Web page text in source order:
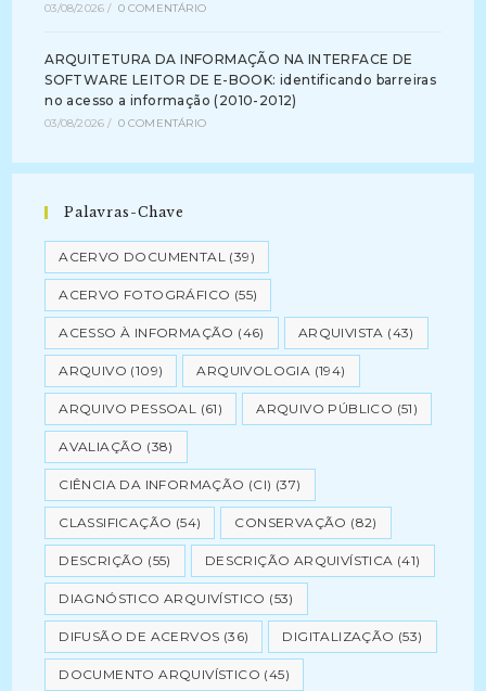
03/08/2026 / 0 COMENTÁRIO
ARQUITETURA DA INFORMAÇÃO NA INTERFACE DE
SOFTWARE LEITOR DE E-BOOK: identificando barreiras
no acesso a informação (2010-2012)
03/08/2026 / 0 COMENTÁRIO
Palavras-Chave
ACERVO DOCUMENTAL (39)
ACERVO FOTOGRÁFICO (55)
ACESSO À INFORMAÇÃO (46) ARQUIVISTA (43)
ARQUIVO (109) ARQUIVOLOGIA (194)
ARQUIVO PESSOAL (61) ARQUIVO PÚBLICO (51)
AVALIAÇÃO (38)
CIÊNCIA DA INFORMAÇÃO (CI) (37)
CLASSIFICAÇÃO (54) CONSERVAÇÃO (82)
DESCRIÇÃO (55) DESCRIÇÃO ARQUIVÍSTICA (41)
DIAGNÓSTICO ARQUIVÍSTICO (53)
DIFUSÃO DE ACERVOS (36) DIGITALIZAÇÃO (53)
DOCUMENTO ARQUIVÍSTICO (45)